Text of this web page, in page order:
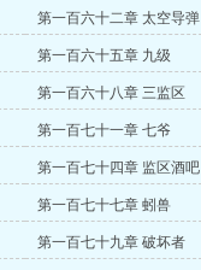
第一百六十二章 太空导弹
第一百六十五章 九级
第一百六十八章 三监区
第一百七十一章 七爷
第一百七十四章 监区酒吧
第一百七十七章 蚓兽
第一百七十九章 破坏者